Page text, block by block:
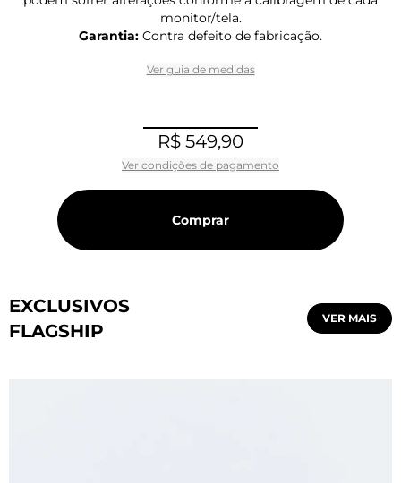
monitor/tela.
Garantia: Contra defeito de fabricação.
Ver guia de medidas
R$ 549,90
Ver condições de pagamento
Comprar
EXCLUSIVOS
FLAGSHIP
VER MAIS